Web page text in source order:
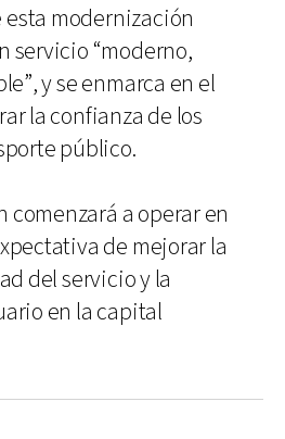
esta modernización
servicio “moderno,
y se enmarca en el
la confianza de los
público.
comenzará a operar en
de mejorar la
del servicio y la
en la capital